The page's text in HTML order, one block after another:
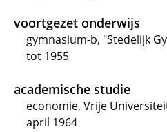
voortgezet onderwijs
gymnasium-b, "Stedelijk
tot 1955
academische studie
economie, Vrije
april 1964